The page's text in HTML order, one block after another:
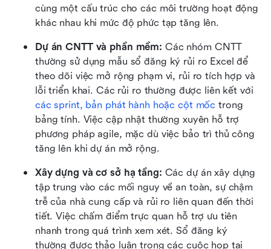
cùng một cấu trúc cho các môi trường hoạt động
khác nhau khi mức độ phức tạp tăng lên.
Dự án CNTT và phần mềm: Các nhóm CNTT
thường sử dụng mẫu sổ đăng ký rủi ro Excel để
theo dõi việc mở rộng phạm vi, rủi ro tích hợp và
các sprint, bản phát hành hoặc cột mốc trong
bảng tính. Việc cập nhật thường xuyên hỗ trợ
phương pháp agile, mặc dù việc bảo trì thủ công
tăng lên khi dự án mở rộng.
Xây dựng và cơ sở hạ tầng: Các dự án xây dựng
tập trung vào các mối nguy về an toàn, sự chậm
trễ của nhà cung cấp và rủi ro liên quan đến thời
tiết. Việc chấm điểm trực quan hỗ trợ ưu tiên
nhanh trong quá trình xem xét. Sổ đăng ký
thường được thảo luận trong các cuộc họp tại